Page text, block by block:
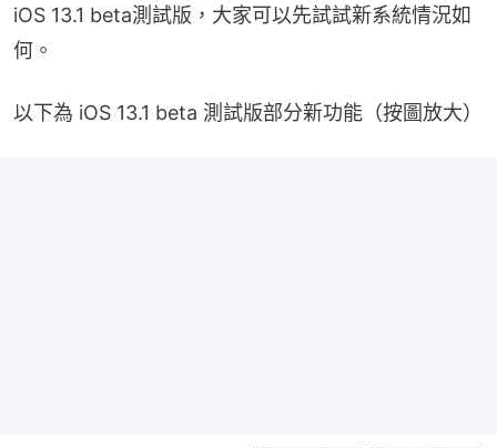
iOS 13.1 beta測試版，大家可以先試試新系統情況如
何。
以下為 iOS 13.1 beta 測試版部分新功能（按圖放大）